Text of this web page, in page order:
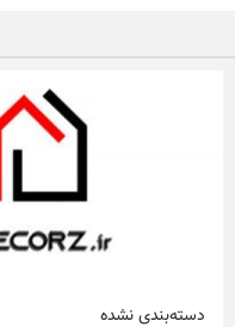
دسته‌بندی نشده